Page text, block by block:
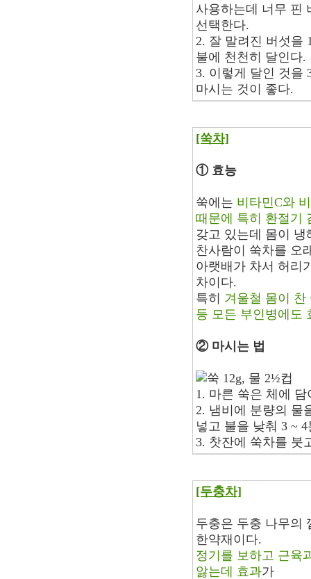
사용하는데 너무 핀
선택한다.
2. 잘 말려진 버섯을
불에 천천히 달인다.
3. 이렇게 달인 것을
마시는 것이 좋다.
[쑥차]
① 효능
쑥에는 비타민C와
때문에 특히 환절기
갖고 있는데 몸이
찬사람이 쑥차를 오
아랫배가 차서 허리
차이다.
특히 겨울철 몸이 찬
등 모든 부인병에도
② 마시는 법
쑥 12g, 물 2½컵
1. 마른 쑥은 체에
2. 냄비에 분량의 물
넣고 불을 낮춰 3 ~
3. 찻잔에 쑥차를 붓
[두충차]
두충은 두충 나무의
한약재이다.
정기를 보하고 근육
앓는데 효과가